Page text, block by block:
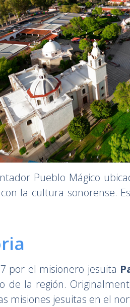
Pueblo Mágico
la cultura sonorense.
por el misionero jesuita
de la región.
misiones jesuitas en el